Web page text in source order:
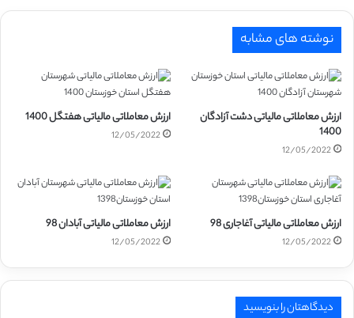
نوشته های مشابه
ارزش معاملاتی مالیاتی دشت آزادگان
1400
12/05/2022
ارزش معاملاتی مالیاتی هفتگل 1400
12/05/2022
ارزش معاملاتی مالیاتی آغاجاری 98
12/05/2022
ارزش معاملاتی مالیاتی آبادان 98
12/05/2022
دیدگاهتان را بنویسید